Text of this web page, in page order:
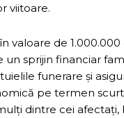
viitoare.
valoare de
un sprijin financiar
funerare și
pe termen scurt
dintre cei afectați,